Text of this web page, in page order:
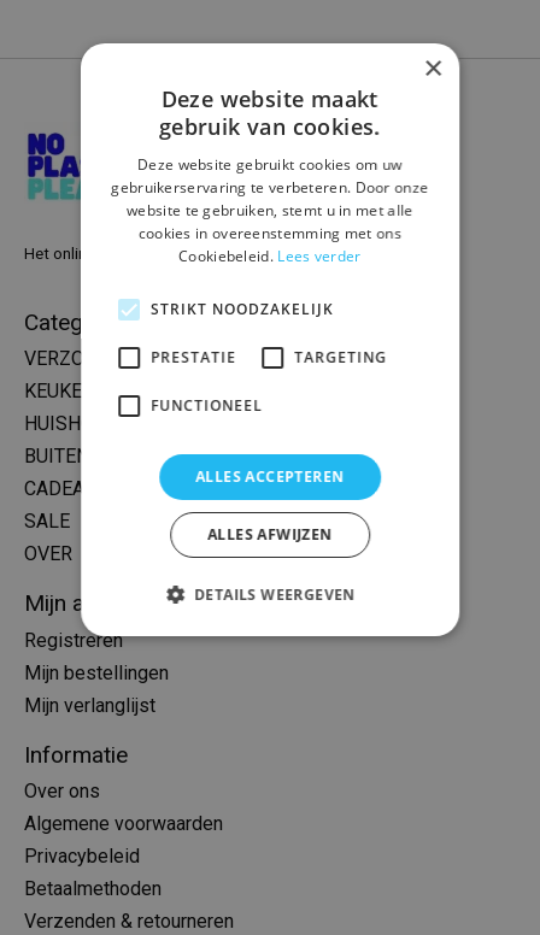
Het online warenhuis voor een plasticvrij leven
Categorieën
VERZORGING
KEUKEN
HUISHOUDEN
BUITEN
CADEAU
SALE
OVER
Mijn account
Registreren
Mijn bestellingen
Mijn verlanglijst
Informatie
Over ons
Algemene voorwaarden
Privacybeleid
Betaalmethoden
Verzenden & retourneren
×
Deze website maakt
gebruik van cookies.
Deze website gebruikt cookies om uw
gebruikerservaring te verbeteren. Door onze
website te gebruiken, stemt u in met alle
cookies in overeenstemming met ons
Cookiebeleid. Lees verder
STRIKT NOODZAKELIJK
PRESTATIE TARGETING
FUNCTIONEEL
ALLES ACCEPTEREN
ALLES AFWIJZEN
DETAILS WEERGEVEN